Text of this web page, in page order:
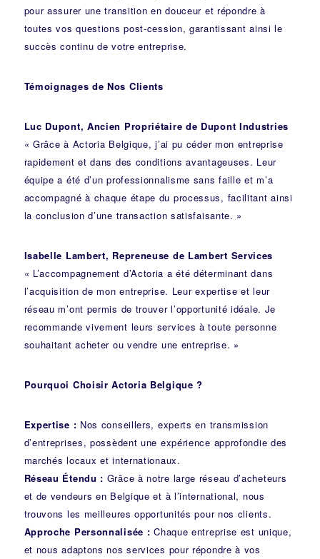
pour assurer une transition en douceur et répondre à
toutes vos questions post-cession, garantissant ainsi le
succès continu de votre entreprise.
Témoignages de Nos Clients
Luc Dupont, Ancien Propriétaire de Dupont Industries
« Grâce à Actoria Belgique, j’ai pu céder mon entreprise
rapidement et dans des conditions avantageuses. Leur
équipe a été d’un professionnalisme sans faille et m’a
accompagné à chaque étape du processus, facilitant ainsi
la conclusion d’une transaction satisfaisante. »
Isabelle Lambert, Repreneuse de Lambert Services
« L’accompagnement d’Actoria a été déterminant dans
l’acquisition de mon entreprise. Leur expertise et leur
réseau m’ont permis de trouver l’opportunité idéale. Je
recommande vivement leurs services à toute personne
souhaitant acheter ou vendre une entreprise. »
Pourquoi Choisir Actoria Belgique ?
Expertise : Nos conseillers, experts en transmission
d’entreprises, possèdent une expérience approfondie des
marchés locaux et internationaux.
Réseau Étendu : Grâce à notre large réseau d’acheteurs
et de vendeurs en Belgique et à l’international, nous
trouvons les meilleures opportunités pour nos clients.
Approche Personnalisée : Chaque entreprise est unique,
et nous adaptons nos services pour répondre à vos